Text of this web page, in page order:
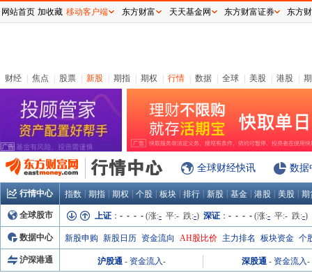
财经 焦点 股票 新股 期指 期权 行情 数据 全球 美股 港股
全球财经快讯 数据
行情中心 指数 期指 期权 个股 板块 排行 新股 基金 港股 美股 期
全球股市 上证 ： - - - - (涨:- 平:- 跌:-) 深证 ： - - - - (涨:- 平:- 跌:-)
数据中心 新股申购 新股日历 资金流向 AH股比价 主力排名 板块资金 个
沪深港通 沪股通 - 资金流入- 深股通 - 资金流入-
网站首页 加收藏 移动客户端 东方财富 天天基金网 东方财富证券 东方